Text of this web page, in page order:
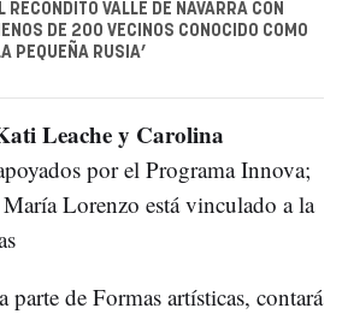
RECÓNDITO VALLE DE NAVARRA CON
DE 200 VECINOS CONOCIDO COMO
PEQUEÑA RUSIA’
Leache y Carolina
por el Programa Innova;
Lorenzo está vinculado a la
de Formas artísticas, contará